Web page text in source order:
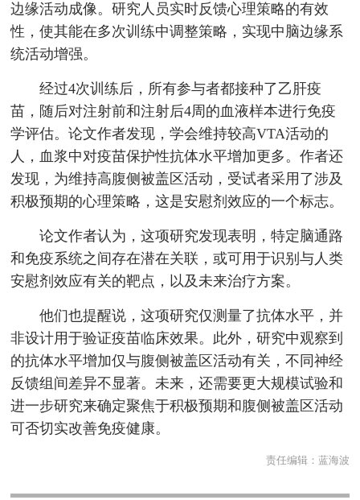
边缘活动成像。研究人员实时反馈心理策略的有效
性，使其能在多次训练中调整策略，实现中脑边缘系
统活动增强。
经过4次训练后，所有参与者都接种了乙肝疫
苗，随后对注射前和注射后4周的血液样本进行免疫
学评估。论文作者发现，学会维持较高VTA活动的
人，血浆中对疫苗保护性抗体水平增加更多。作者还
发现，为维持高腹侧被盖区活动，受试者采用了涉及
积极预期的心理策略，这是安慰剂效应的一个标志。
论文作者认为，这项研究发现表明，特定脑通路
和免疫系统之间存在潜在关联，或可用于识别与人类
安慰剂效应有关的靶点，以及未来治疗方案。
他们也提醒说，这项研究仅测量了抗体水平，并
非设计用于验证疫苗临床效果。此外，研究中观察到
的抗体水平增加仅与腹侧被盖区活动有关，不同神经
反馈组间差异不显著。未来，还需要更大规模试验和
进一步研究来确定聚焦于积极预期和腹侧被盖区活动
可否切实改善免疫健康。
责任编辑： 蓝海波